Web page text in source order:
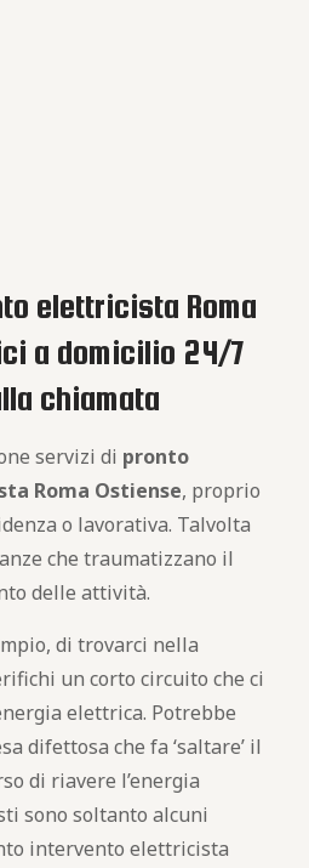
elettricista Roma
a domicilio 24/7
chiamata
servizi di pronto
Roma Ostiense, proprio
o lavorativa. Talvolta
che traumatizzano il
delle attività.
di trovarci nella
un corto circuito che ci
elettrica. Potrebbe
difettosa che fa ‘saltare’ il
di riavere l’energia
sono soltanto alcuni
intervento elettricista